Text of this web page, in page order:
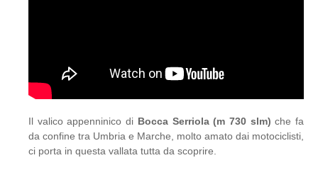
Il valico appenninico di Bocca Serriola (m 730 slm)che fa
da confine tra Umbria e Marche, molto amato dai motociclisti,
ci porta in questa vallata tutta da scoprire.